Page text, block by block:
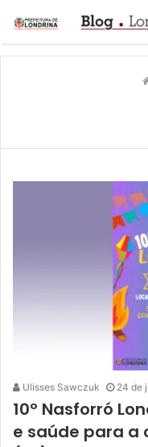
Ulisses Sawczuk 24 de
10º Nasforró
e saúde para a